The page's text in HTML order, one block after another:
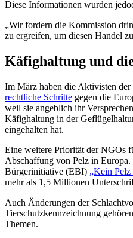
Diese Informationen wurden
„Wir fordern die Kommission
zu ergreifen, um diesen Handel
Käfighaltung und
Im März haben die Aktivisten
rechtliche Schritte gegen die
weil sie angeblich ihr
Käfighaltung in der
eingehalten hat.
Eine weitere Priorität der NGOs
Abschaffung von Pelz in Europa.
Bürgerinitiative (EBI) „Kein
mehr als 1,5 Millionen
Auch Änderungen der
Tierschutzkennzeichnung
Themen.